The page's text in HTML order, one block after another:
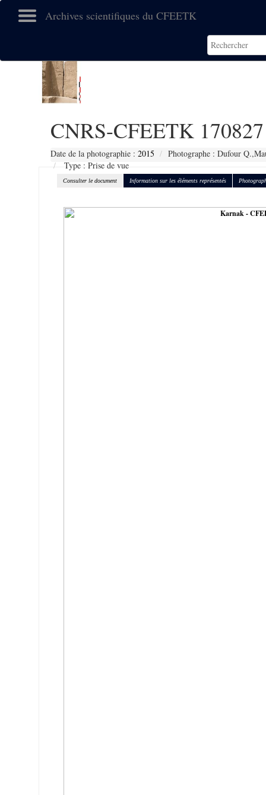
Archives scientifiques du CFEETK
CNRS-CFEETK 170827
Date de la photographie : 2015
Photographe : Dufour
Type : Prise de vue
Consulter le document Information sur les éléments représentés